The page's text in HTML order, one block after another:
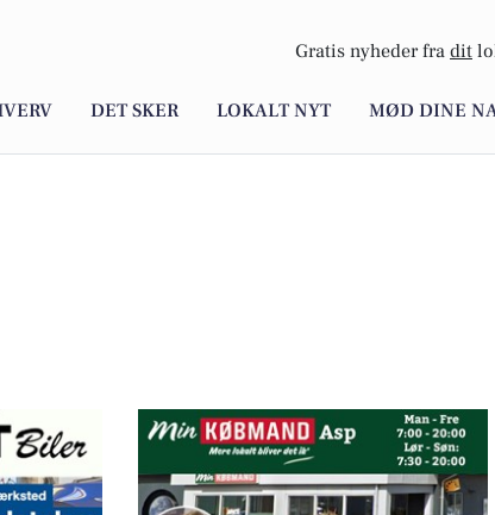
Gratis nyheder fra dit
DET SKER LOKALT NYT MØD DINE